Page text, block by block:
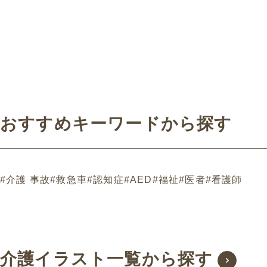
おすすめキーワードから探す
#介護 事故#救急車#認知症#AED#福祉#医者#看護師
介護イラスト一覧から探す